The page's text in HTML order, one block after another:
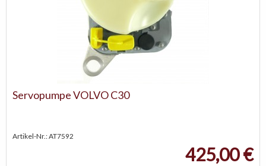
Servopumpe VOLVO C30
Artikel-Nr.: AT7592
425,00 €